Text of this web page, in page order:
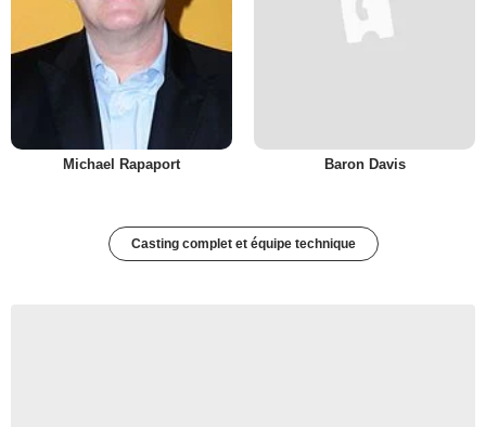
Michael Rapaport Baron Davis
Casting complet et équipe technique